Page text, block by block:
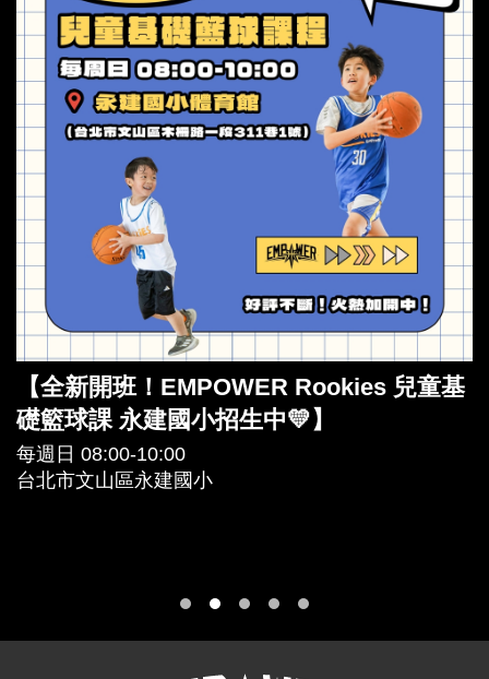
【全新開班！EMPOWER Rookies 兒童基
礎籃球課 永建國小招生中💛】
每週日 08:00-10:00
台北市文山區永建國小